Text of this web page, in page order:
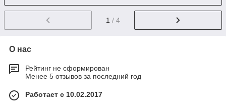
1 / 4
О нас
Рейтинг не сформирован
Менее 5 отзывов за последний год
Работает с 10.02.2017